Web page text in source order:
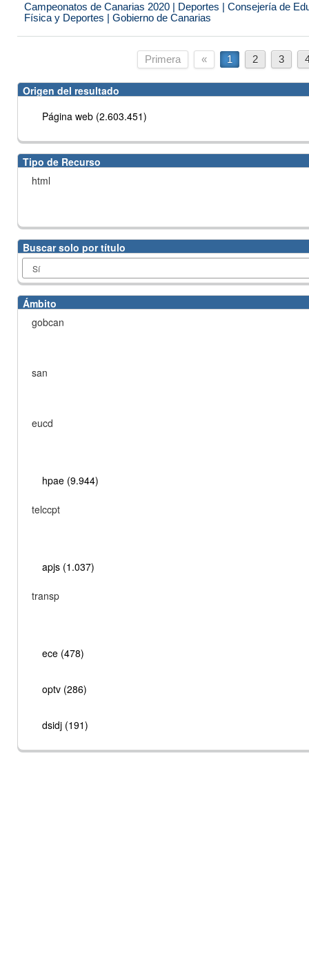
Campeonatos de Canarias 2020 | Deportes | Consejería de
Física y Deportes | Gobierno de Canarias
Primera « 1 2 3
Origen del resultado
Página web (2.603.451)
Tipo de Recurso
html
Buscar solo por título
Ámbito
gobcan
san
eucd
hpae (9.944)
telccpt
apjs (1.037)
transp
ece (478)
optv (286)
dsidj (191)